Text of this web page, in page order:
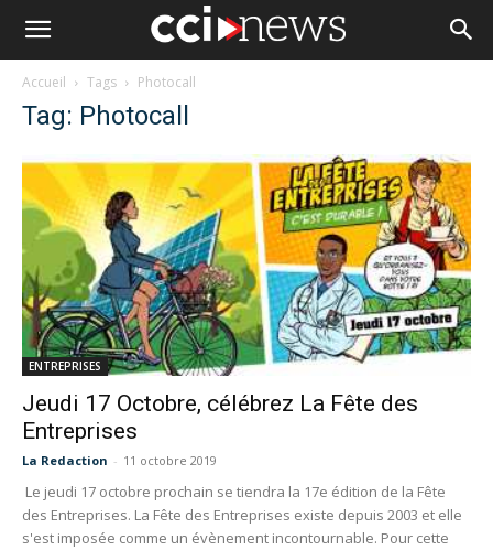
Accueil Tags Photocall
Tag: Photocall
ENTREPRISES
Jeudi 17 Octobre, célébrez La Fête des
Entreprises
La Redaction - 11 octobre 2019
Le jeudi 17 octobre prochain se tiendra la 17e édition de la Fête
des Entreprises. La Fête des Entreprises existe depuis 2003 et elle
s'est imposée comme un évènement incontournable. Pour cette